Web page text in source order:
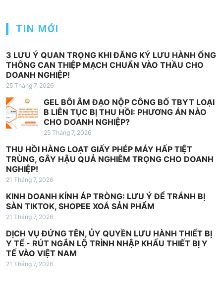
g
b
à
i
v
i
ế
t
TIN MỚI
3 LƯU Ý QUAN TRỌNG KHI ĐĂNG KÝ LƯU HÀNH ỐNG
THÔNG CAN THIỆP MẠCH CHUẨN VÀO THẦU CHO
DOANH NGHIỆP!
25 Tháng 7, 2026
GEL BÔI ÂM ĐẠO NỘP CÔNG BỐ TBYT LOẠI
B LIÊN TỤC BỊ THU HỒI: PHƯƠNG ÁN NÀO
CHO DOANH NGHIỆP?
25 Tháng 7, 2026
THU HỒI HÀNG LOẠT GIẤY PHÉP MÁY HẤP TIỆT
TRÙNG, GÂY HẬU QUẢ NGHIÊM TRỌNG CHO DOANH
NGHIỆP!
21 Tháng 7, 2026
KINH DOANH KÍNH ÁP TRÒNG: LƯU Ý ĐỂ TRÁNH BỊ
SÀN TIKTOK, SHOPEE XOÁ SẢN PHẨM
21 Tháng 7, 2026
DỊCH VỤ ĐỨNG TÊN, ỦY QUYỀN LƯU HÀNH THIẾT BỊ
Y TẾ - RÚT NGẮN LỘ TRÌNH NHẬP KHẨU THIẾT BỊ Y
TẾ VÀO VIỆT NAM
21 Tháng 7, 2026